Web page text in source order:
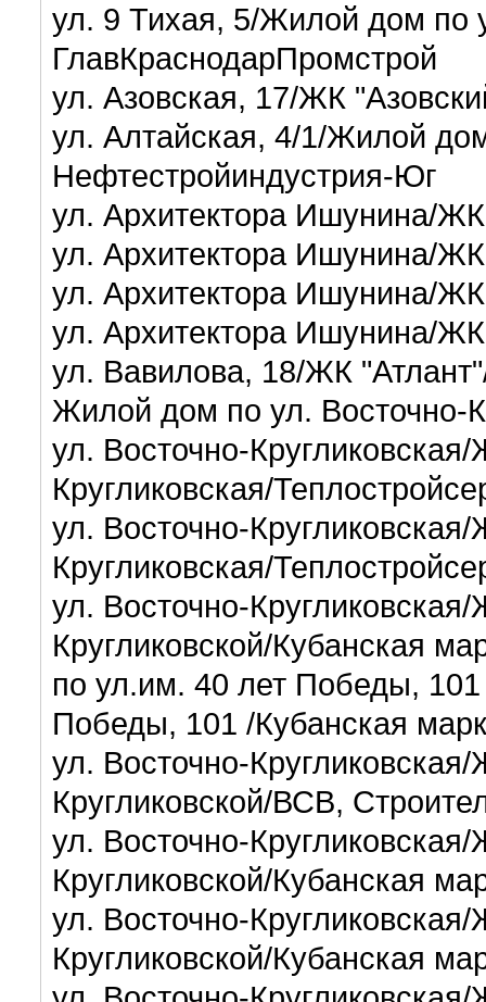
ул. 9 Тихая, 5/Жилой дом по
ГлавКраснодарПромстрой
ул. Азовская, 17/ЖК
ул. Алтайская, 4/1/Жилой
Нефтестройиндустрия-Юг
ул. Архитектора Ишунина/
ул. Архитектора Ишунина/
ул. Архитектора Ишунина/
ул. Архитектора Ишунина/
ул. Вавилова, 18/ЖК
Жилой дом по ул. Восточно-
ул. Восточно-
Кругликовская/
ул. Восточно-
Кругликовская/
ул. Восточно-
Кругликовской/Кубанская
по ул.им. 40 лет Победы,
Победы, 101 /Кубанская
ул. Восточно-
Кругликовской/
ул. Восточно-
Кругликовской/Кубанская
ул. Восточно-
Кругликовской/Кубанская